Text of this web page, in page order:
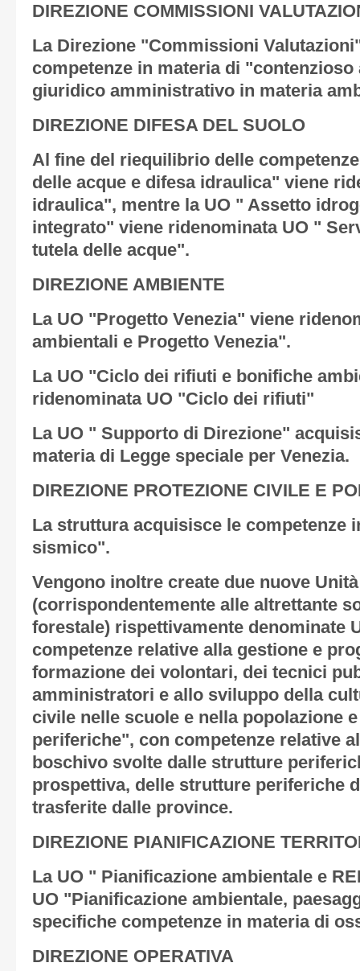
DIREZIONE COMMISSIONI
La Direzione "Commissioni
competenze in materia di
giuridico amministrativo in materia
DIREZIONE DIFESA DEL SUOLO
Al fine del riequilibrio delle
delle acque e difesa idraulica" viene
idraulica", mentre la UO " Assetto
integrato" viene ridenominata UO "
tutela delle acque".
DIREZIONE AMBIENTE
La UO "Progetto Venezia" viene
ambientali e Progetto Venezia".
La UO "Ciclo dei rifiuti e bonifiche
ridenominata UO "Ciclo dei rifiuti"
La UO " Supporto di Direzione"
materia di Legge speciale per Venezia.
DIREZIONE PROTEZIONE CIVILE E
La struttura acquisisce le competenze
sismico".
Vengono inoltre create due nuove
(corrispondentemente alle altrettante
forestale) rispettivamente denominate
competenze relative alla gestione e
formazione dei volontari, dei tecnici
amministratori e allo sviluppo della
civile nelle scuole e nella popolazione
periferiche", con competenze relative
boschivo svolte dalle strutture
prospettiva, delle strutture periferiche
trasferite dalle province.
DIREZIONE PIANIFICAZIONE
La UO " Pianificazione ambientale e
UO "Pianificazione ambientale,
specifiche competenze in materia di
DIREZIONE OPERATIVA